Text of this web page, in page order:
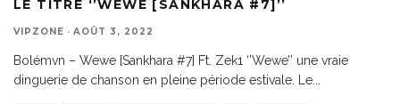
LE TITRE ‘’WEWE [SANKHARA #7]’’
VIPZONE · AOÛT 3, 2022
Bolémvn – Wewe [Sankhara #7] Ft. Zek1 ‘’Wewe’’ une vraie
dinguerie de chanson en pleine période estivale. Le